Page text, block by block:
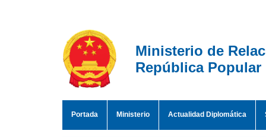
Ministerio de
República Popular
Portada Ministerio Actualidad Diplomática